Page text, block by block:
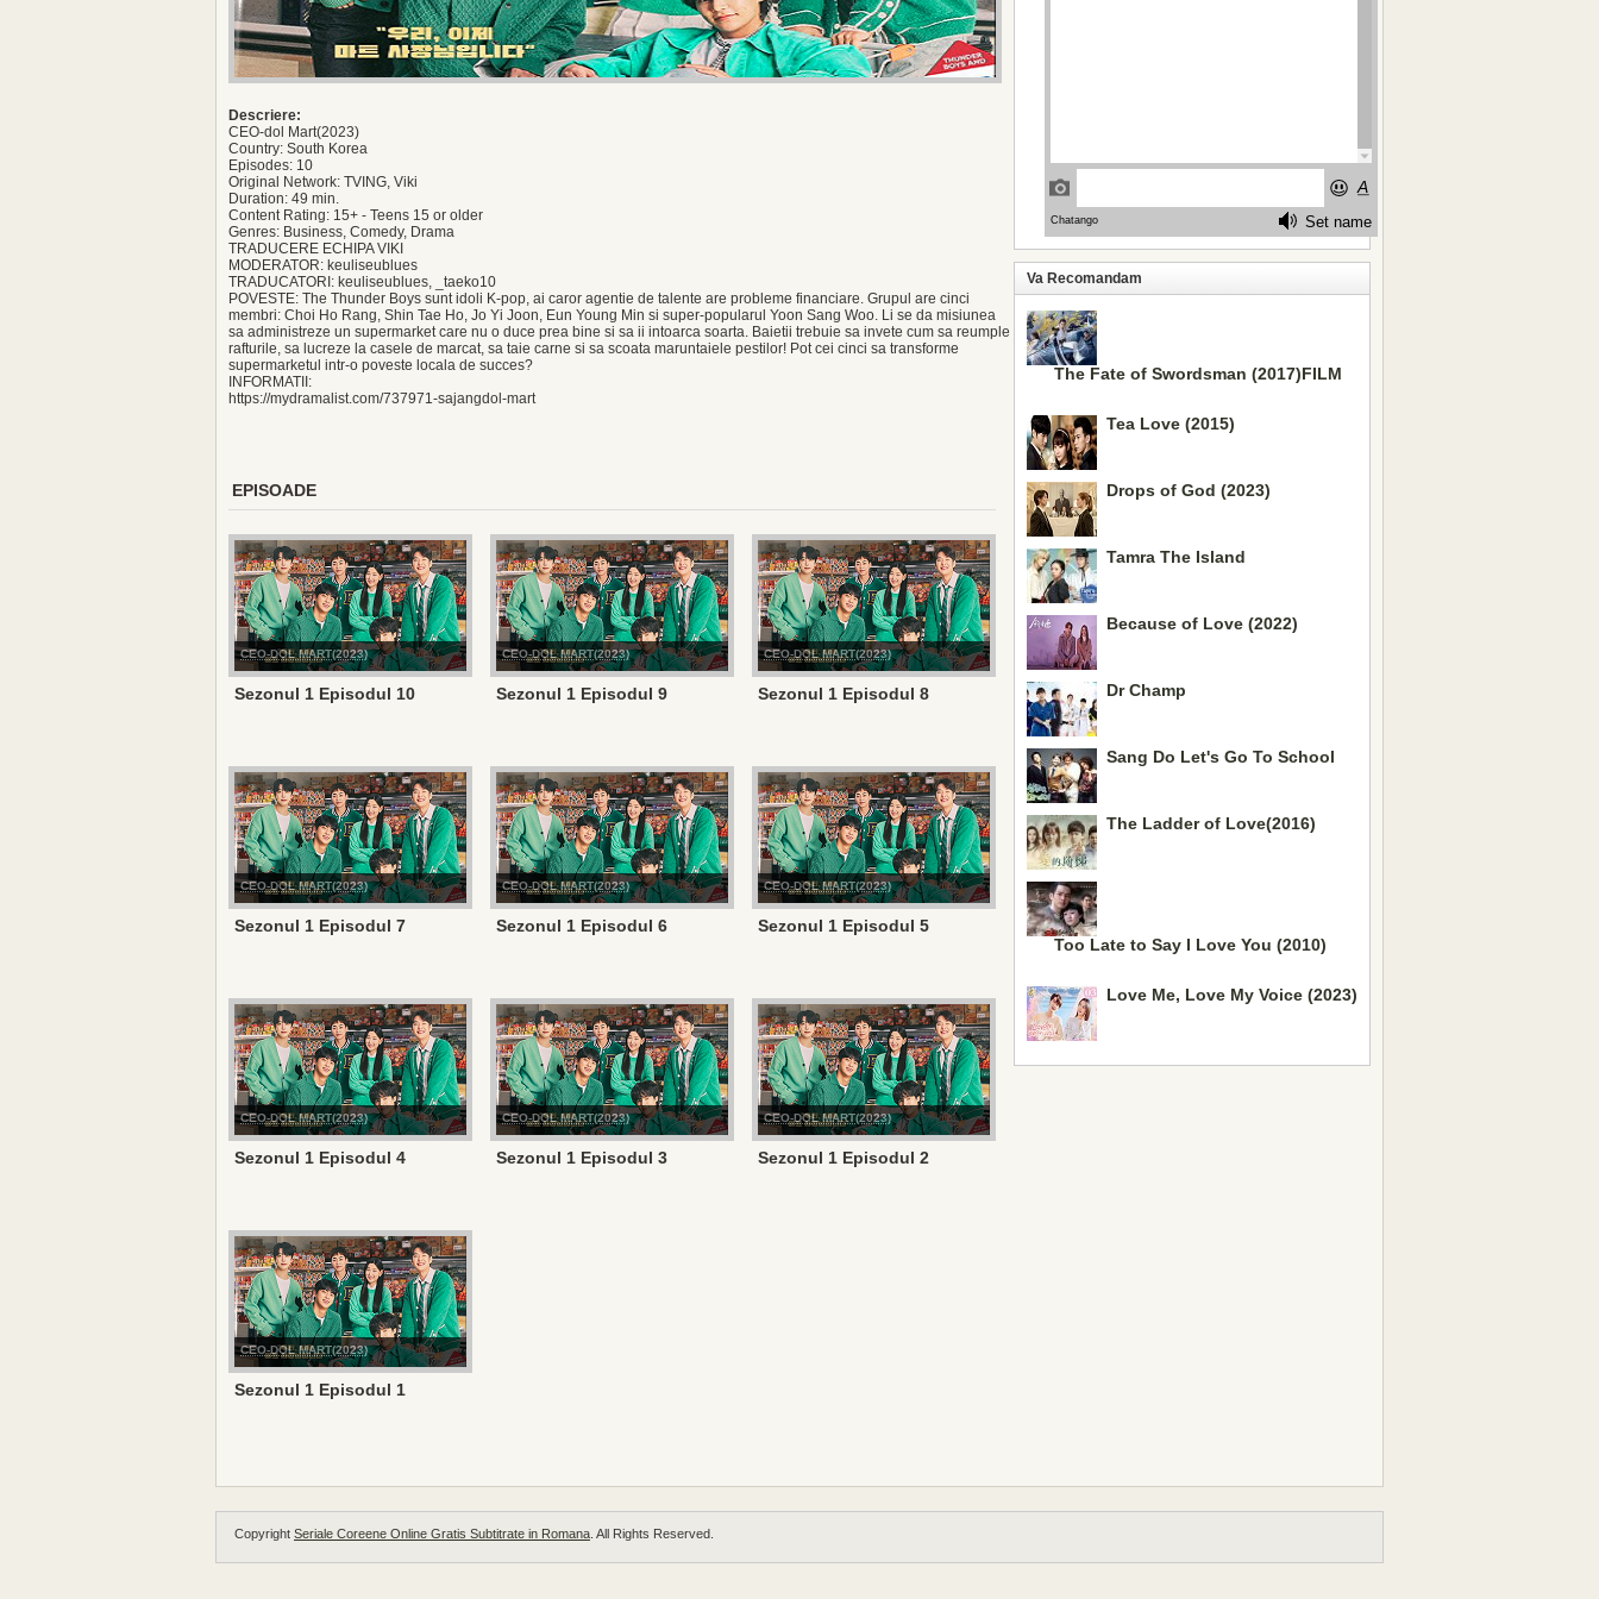
Descriere:
CEO-dol Mart(2023)
Country: South Korea
Episodes: 10
Original Network: TVING, Viki
Duration: 49 min.
Content Rating: 15+ - Teens 15 or older
Genres: Business, Comedy, Drama
TRADUCERE ECHIPA VIKI
MODERATOR: keuliseublues
TRADUCATORI: keuliseublues, _taeko10
POVESTE: The Thunder Boys sunt idoli K-pop, ai caror agentie de talente are probleme financiare. Grupul are cinci
membri: Choi Ho Rang, Shin Tae Ho, Jo Yi Joon, Eun Young Min si super-popularul Yoon Sang Woo. Li se da misiunea
sa administreze un supermarket care nu o duce prea bine si sa ii intoarca soarta. Baietii trebuie sa invete cum sa reumple
rafturile, sa lucreze la casele de marcat, sa taie carne si sa scoata maruntaiele pestilor! Pot cei cinci sa transforme
supermarketul intr-o poveste locala de succes?
INFORMATII:
https://mydramalist.com/737971-sajangdol-mart
EPISOADE
CEO-DOL MART(2023)
Sezonul 1 Episodul 10
CEO-DOL MART(2023)
Sezonul 1 Episodul 9
CEO-DOL MART(2023)
Sezonul 1 Episodul 8
CEO-DOL MART(2023)
Sezonul 1 Episodul 7
CEO-DOL MART(2023)
Sezonul 1 Episodul 6
CEO-DOL MART(2023)
Sezonul 1 Episodul 5
CEO-DOL MART(2023)
Sezonul 1 Episodul 4
CEO-DOL MART(2023)
Sezonul 1 Episodul 3
CEO-DOL MART(2023)
Sezonul 1 Episodul 2
CEO-DOL MART(2023)
Sezonul 1 Episodul 1
Va Recomandam
The Fate of Swordsman (2017)FILM
Tea Love (2015)
Drops of God (2023)
Tamra The Island
Because of Love (2022)
Dr Champ
Sang Do Let's Go To School
The Ladder of Love(2016)
Too Late to Say I Love You (2010)
Love Me, Love My Voice (2023)
Copyright Seriale Coreene Online Gratis Subtitrate in Romana . All Rights Reserved.